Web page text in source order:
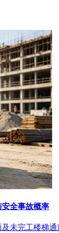
全事故概率
未完工楼梯